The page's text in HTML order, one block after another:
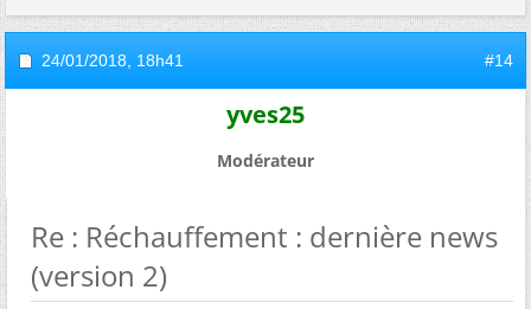
24/01/2018, 18h41 #14
yves25
Modérateur
Re : Réchauffement : dernière news
(version 2)